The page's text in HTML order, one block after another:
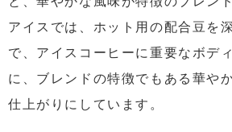
アイスでは、ホット用の配合豆を
で、アイスコーヒーに重要なボデ
に、ブレンドの特徴でもある華や
仕上がりにしています。